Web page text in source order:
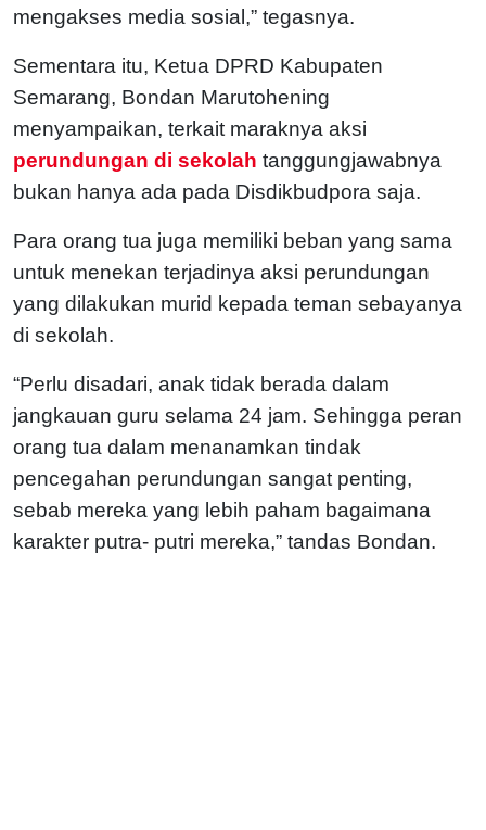
mengakses media sosial,” tegasnya.
Sementara itu, Ketua DPRD Kabupaten
Semarang, Bondan Marutohening
menyampaikan, terkait maraknya aksi
perundungan di sekolah tanggungjawabnya
bukan hanya ada pada Disdikbudpora saja.
Para orang tua juga memiliki beban yang sama
untuk menekan terjadinya aksi perundungan
yang dilakukan murid kepada teman sebayanya
di sekolah.
“Perlu disadari, anak tidak berada dalam
jangkauan guru selama 24 jam. Sehingga peran
orang tua dalam menanamkan tindak
pencegahan perundungan sangat penting,
sebab mereka yang lebih paham bagaimana
karakter putra- putri mereka,” tandas Bondan.